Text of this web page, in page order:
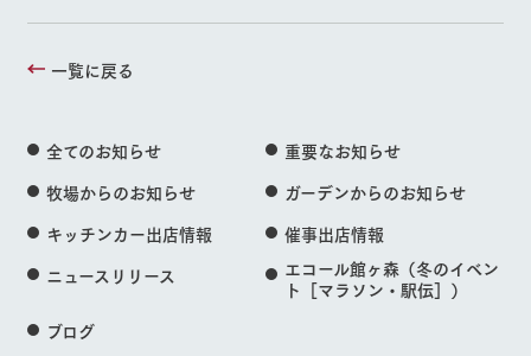
一覧に戻る
全てのお知らせ
重要なお知らせ
牧場からのお知らせ
ガーデンからのお知らせ
キッチンカー出店情報
催事出店情報
ニュースリリース
エコール館ヶ森（冬のイベン
ト［マラソン・駅伝］）
ブログ